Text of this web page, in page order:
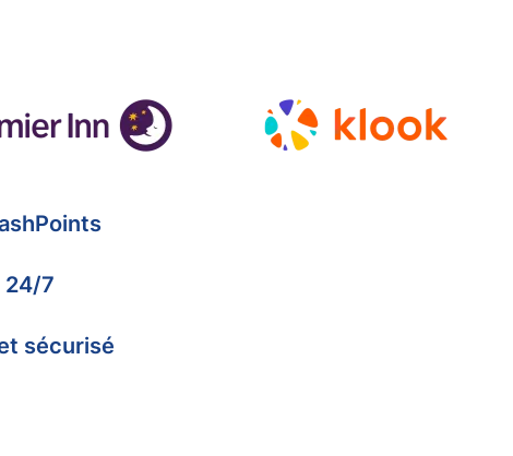
24/7
sécurisé